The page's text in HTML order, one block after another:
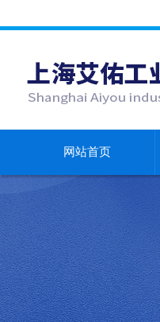
网站首页